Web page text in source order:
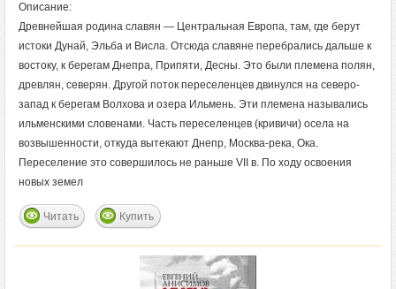
Описание:
Древнейшая родина славян — Центральная Европа, там, где берут
истоки Дунай, Эльба и Висла. Отсюда славяне перебрались дальше к
востоку, к берегам Днепра, Припяти, Десны. Это были племена полян,
древлян, северян. Другой поток переселенцев двинулся на северо-
запад к берегам Волхова и озера Ильмень. Эти племена назывались
ильменскими словенами. Часть переселенцев (кривичи) осела на
возвышенности, откуда вытекают Днепр, Москва-река, Ока.
Переселение это совершилось не раньше VII в. По ходу освоения
новых земел
Читать Купить